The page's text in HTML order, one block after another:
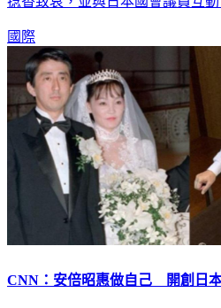
國際
CNN：安倍昭惠做自己 開創日